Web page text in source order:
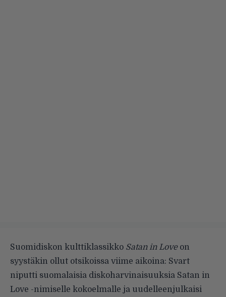
Suomidiskon kulttiklassikko Satan in Loveon
syystäkin ollut otsikoissa viime aikoina: Svart
niputti suomalaisia diskoharvinaisuuksia Satan in
Love -nimiselle kokoelmalle ja uudelleenjulkaisi